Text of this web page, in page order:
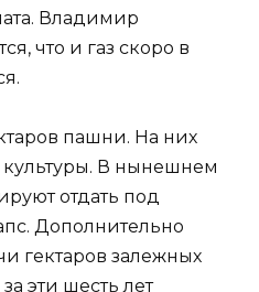
Владимир
что и газ скоро в
пашни. На них
В нынешнем
отдать под
Дополнительно
гектаров залежных
эти шесть лет